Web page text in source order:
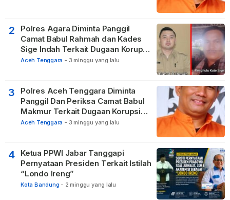
2
Polres Agara Diminta Panggil
Camat Babul Rahmah dan Kades
Sige Indah Terkait Dugaan Korupsi
Dana Desa
Aceh Tenggara - 3 minggu yang lalu
3
Polres Aceh Tenggara Diminta
Panggil Dan Periksa Camat Babul
Makmur Terkait Dugaan Korupsi
DD di 20 Desa
Aceh Tenggara - 3 minggu yang lalu
4
Ketua PPWI Jabar Tanggapi
Pernyataan Presiden Terkait Istilah
“Londo Ireng”
Kota Bandung - 2 minggu yang lalu